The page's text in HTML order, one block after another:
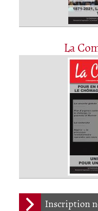
La
Inscription